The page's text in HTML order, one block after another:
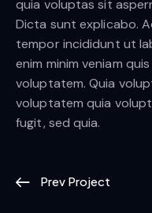
quia voluptas sit
Dicta sunt explicabo.
tempor incididunt ut
enim minim veniam
voluptatem. Quia
voluptatem quia
fugit, sed quia.
Prev Project